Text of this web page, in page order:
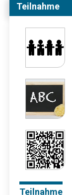
Teilnahme
Teilnahme